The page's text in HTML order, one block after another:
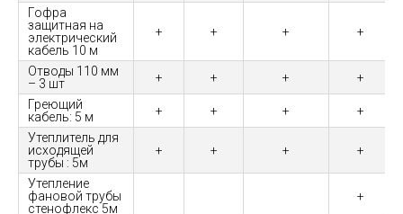
Гофра
защитная на
электрический
кабель 10 м
+ + + +
Отводы 110 мм
– 3 шт
+ + +
+
Греющий
кабель: 5 м
+ + +
+
Утеплитель для
исходящей
трубы : 5м
+ + + +
Утепление
фановой трубы
стенофлекс 5м
+